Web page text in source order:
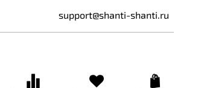
support@shanti-shanti.ru